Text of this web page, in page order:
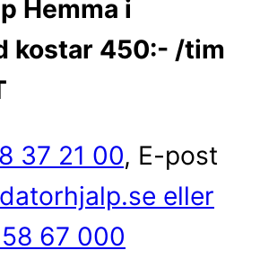
Hemma i
kostar 450:- /tim
37 21 00, E-post
eller
67 000